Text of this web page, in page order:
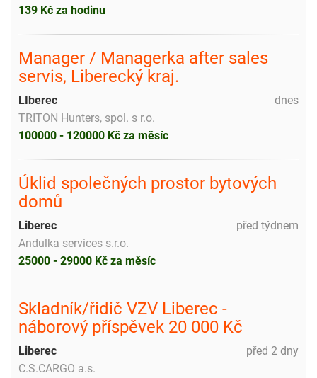
139 Kč za hodinu
Manager / Managerka after sales
servis, Liberecký kraj.
dnes
LIberec
TRITON Hunters, spol. s r.o.
100000 - 120000 Kč za měsíc
Úklid společných prostor bytových
domů
před týdnem
Liberec
Andulka services s.r.o.
25000 - 29000 Kč za měsíc
Skladník/řidič VZV Liberec -
náborový příspěvek 20 000 Kč
před 2 dny
Liberec
C.S.CARGO a.s.